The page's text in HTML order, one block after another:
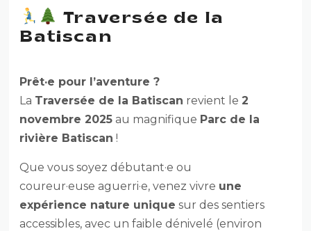
Traversée de la
Batiscan
Prêt·e pour l’aventure ?
La Traversée de la Batiscan revient le 2
novembre 2025 au magnifique Parc de la
rivière Batiscan !
Que vous soyez débutant·e ou
coureur·euse aguerri·e, venez vivre une
expérience nature unique sur des sentiers
accessibles, avec un faible dénivelé (environ